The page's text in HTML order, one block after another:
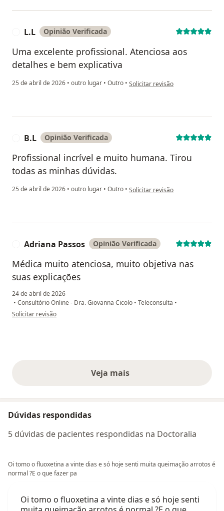
L.L Opinião Verificada
Uma excelente profissional. Atenciosa aos
detalhes e bem explicativa
25 de abril de 2026 • outro lugar • Outro • na opinião do utilizador L.L
Solicitar revisão
B.L Opinião Verificada
Profissional incrível e muito humana. Tirou
todas as minhas dúvidas.
25 de abril de 2026 • outro lugar • Outro • na opinião do utilizador B.L
Solicitar revisão
Adriana Passos Opinião Verificada
Médica muito atenciosa, muito objetiva nas
suas explicações
24 de abril de 2026
• Consultório Online - Dra. Giovanna Cicolo • Teleconsulta •
na opinião do utilizador Adriana Passos
Solicitar revisão
Veja maisopiniões acima
Dúvidas respondidas
5 dúvidas de pacientes respondidas na Doctoralia
Oi tomo o fluoxetina a vinte dias e só hoje senti muita queimação arrotos é
normal ?E o que fazer pa
Oi tomo o fluoxetina a vinte dias e só hoje senti